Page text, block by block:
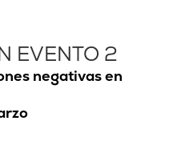
EVENTO 2
negativas en